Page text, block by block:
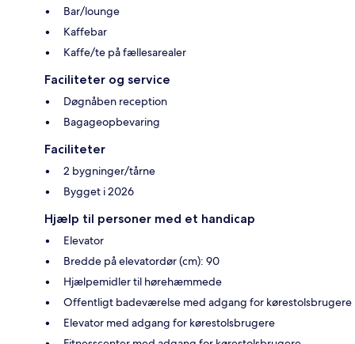
Bar/lounge
Kaffebar
Kaffe/te på fællesarealer
Faciliteter og service
Døgnåben reception
Bagageopbevaring
Faciliteter
2 bygninger/tårne
Bygget i 2026
Hjælp til personer med et handicap
Elevator
Bredde på elevatordør (cm): 90
Hjælpemidler til hørehæmmede
Offentligt badeværelse med adgang for kørestolsbrugere
Elevator med adgang for kørestolsbrugere